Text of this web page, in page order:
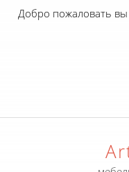
Добро пожаловать вы